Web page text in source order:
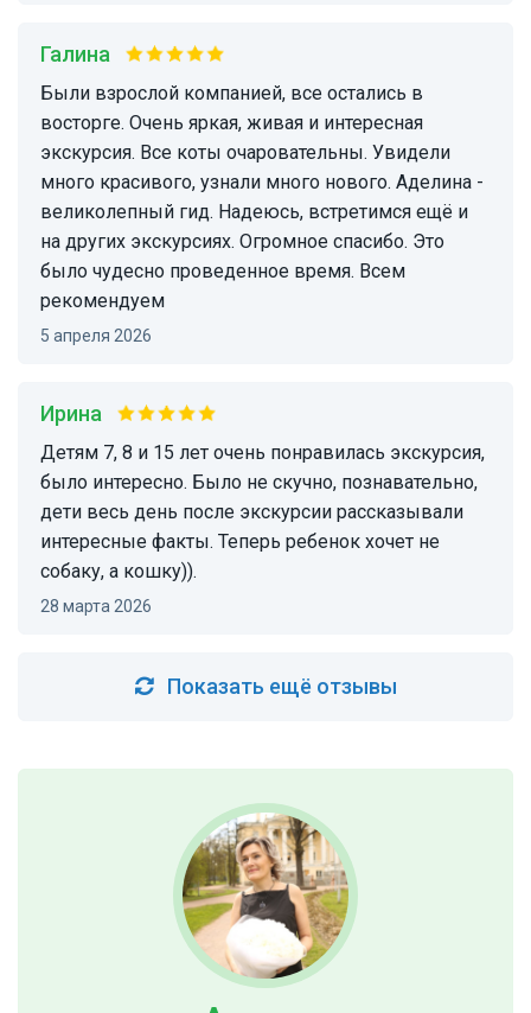
Галина
Были взрослой компанией, все остались в
восторге. Очень яркая, живая и интересная
экскурсия. Все коты очаровательны. Увидели
много красивого, узнали много нового. Аделина -
великолепный гид. Надеюсь, встретимся ещё и
на других экскурсиях. Огромное спасибо. Это
было чудесно проведенное время. Всем
рекомендуем
5 апреля 2026
Ирина
Детям 7, 8 и 15 лет очень понравилась экскурсия,
было интересно. Было не скучно, познавательно,
дети весь день после экскурсии рассказывали
интересные факты. Теперь ребенок хочет не
собаку, а кошку)).
28 марта 2026
Показать ещё отзывы